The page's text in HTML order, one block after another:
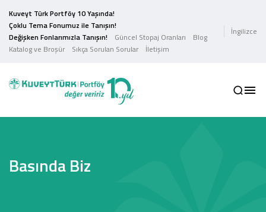
Kuveyt Türk Portföy 10 Yaşında!
Çoklu Tema Fonumuz ile Tanışın!
Değişken Fonlarımızla Tanışın!
Güncel Stopaj Oranları
Blog
Katalog ve Broşür
Sıkça Sorulan Sorular İletişim
İngilizce
Basında Biz